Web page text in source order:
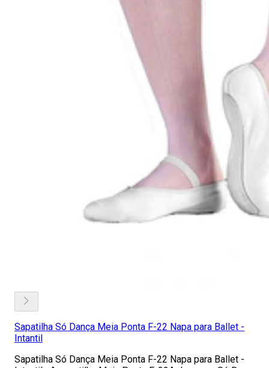
Sapatilha Só Dança Meia Ponta F-22 Napa para Ballet -
Intantil
Sapatilha Só Dança Meia Ponta F-22 Napa para Ballet -